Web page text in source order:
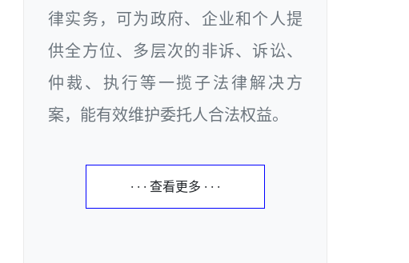
律实务，可为政府、企业和个人提
供全方位、多层次的非诉、诉讼、
仲裁、执行等一揽子法律解决方
案，能有效维护委托人合法权益。
· · · 查看更多 · · ·